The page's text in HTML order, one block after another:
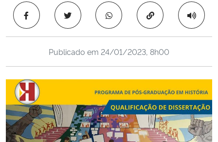
Ministério da Educação
Ministério de Minas e Energia
Ministério da Ciência, Tecnologia, Inovações e Comunicações
Ministério do Meio Ambiente
Copiar para área
Publicado em 24/01/2023, 8h00